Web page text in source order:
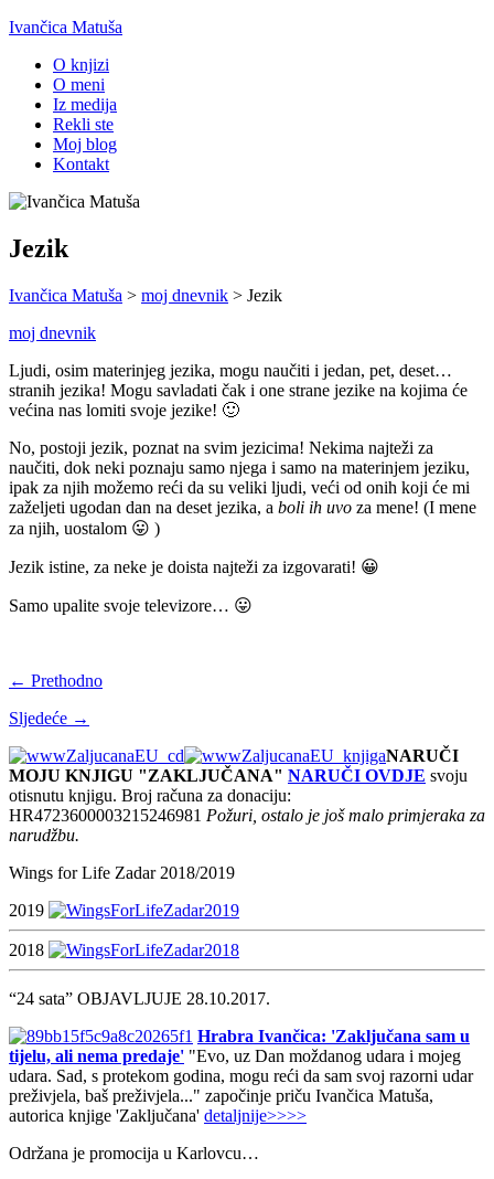
Ivančica Matuša
O knjizi
O meni
Iz medija
Rekli ste
Moj blog
Kontakt
Jezik
Ivančica Matuša > moj dnevnik > Jezik
moj dnevnik
Ljudi, osim materinjeg jezika, mogu naučiti i jedan, pet, deset…
stranih jezika! Mogu savladati čak i one strane jezike na kojima će
većina nas lomiti svoje jezike! 🙂
No, postoji jezik, poznat na svim jezicima! Nekima najteži za
naučiti, dok neki poznaju samo njega i samo na materinjem jeziku,
ipak za njih možemo reći da su veliki ljudi, veći od onih koji će mi
zaželjeti ugodan dan na deset jezika, a boli ih uvo za mene! (I mene
za njih, uostalom 😛 )
Jezik istine, za neke je doista najteži za izgovarati! 😀
Samo upalite svoje televizore… 😛
← Prethodno
Sljedeće →
NARUČI
MOJU KNJIGU "ZAKLJUČANA" NARUČI OVDJE svoju
otisnutu knjigu. Broj računa za donaciju:
HR4723600003215246981 Požuri, ostalo je još malo primjeraka za
narudžbu.
Wings for Life Zadar 2018/2019
2019
2018
“24 sata” OBJAVLJUJE 28.10.2017.
Hrabra Ivančica: 'Zaključana sam u
tijelu, ali nema predaje' "Evo, uz Dan moždanog udara i mojeg
udara. Sad, s protekom godina, mogu reći da sam svoj razorni udar
preživjela, baš preživjela..." započinje priču Ivančica Matuša,
autorica knjige 'Zaključana' detaljnije>>>>
Održana je promocija u Karlovcu…